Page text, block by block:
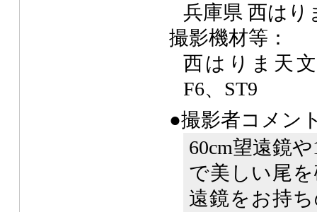
兵庫県 西はり
撮影機材等：
西はりま天
F6、ST9
●撮影者コメン
60cm望遠鏡
で美しい尾
遠鏡をお持